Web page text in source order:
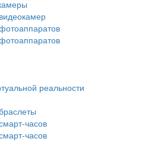
реальности
часов
часов